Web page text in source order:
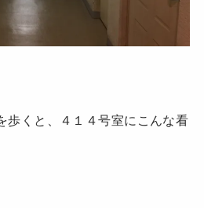
くと、４１４号室にこんな看